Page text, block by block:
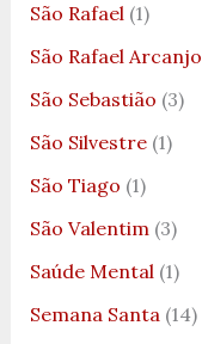
São Rafael(1)
São Rafael Arcanjo
São Sebastião (3)
São Silvestre(1)
São Tiago (1)
São Valentim(3)
Saúde Mental(1)
Semana Santa(14)